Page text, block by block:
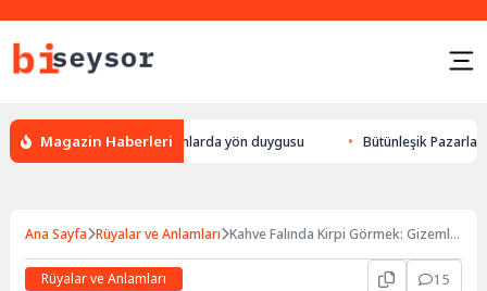
Magazin Haberleri
yön bulması, hayvanlarda yön duygusu Bütünleşik Pazarlama:
Ana Sayfa Rüyalar ve Anlamları Kahve Falında Kirpi Görmek: Gizemli
Rüyalar ve Anlamları
15